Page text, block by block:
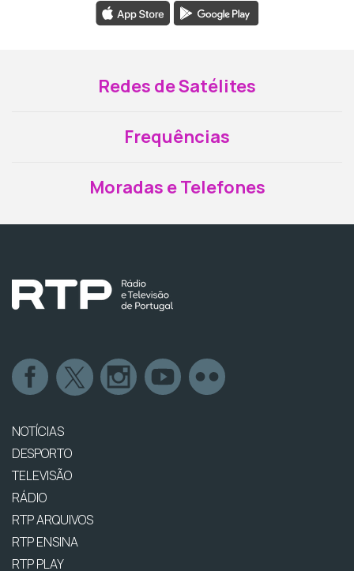
Redes de Satélites
Frequências
Moradas e Telefones
NOTÍCIAS
DESPORTO
TELEVISÃO
RÁDIO
RTP ARQUIVOS
RTP ENSINA
RTP PLAY